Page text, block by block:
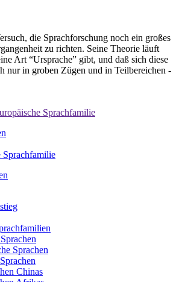
die Sprachforschung noch ein großes
zu richten. Seine Theorie läuft
Art “Ursprache” gibt, und daß sich diese
nur in groben Zügen und in Teilbereichen -
Sprachfamilie
Sprachfamilie
Sprachen
Chinas